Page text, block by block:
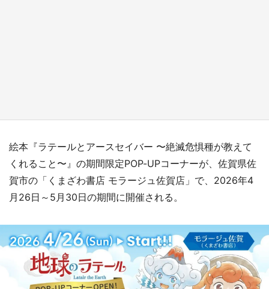
絵本『ラテールとアースセイバー 〜絶滅危惧種が教えて
くれること〜』の期間限定POP-UPコーナーが、佐賀県佐
賀市の「くまざわ書店 モラージュ佐賀店」で、2026年4
月26日～5月30日の期間に開催される。